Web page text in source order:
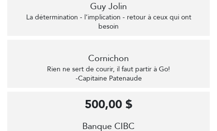
Guy Jolin
La détermination - l’implication - retour à ceux qui ont
besoin
Cornichon
Rien ne sert de courir, il faut partir à Go!
-Capitaine Patenaude
Banque CIBC
500,00 $